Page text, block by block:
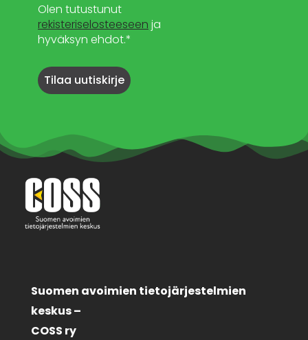
Olen tutustunut
rekisteriselosteeseen ja
hyväksyn ehdot.*
Suomen avoimien tietojärjestelmien
keskus –
COSS ry